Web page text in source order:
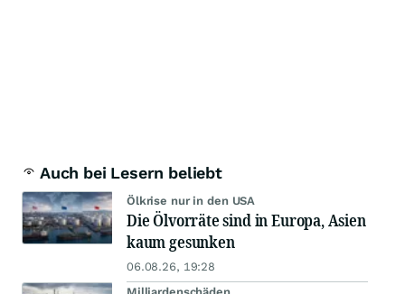
Auch bei Lesern beliebt
Ölkrise nur in den USA
Die Ölvorräte sind in Europa, Asien
kaum gesunken
06.08.26, 19:28